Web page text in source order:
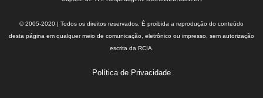
© 2005-2020 | Todos os direitos reservados. É proibida a reprodução do conteúdo
desta página em qualquer meio de comunicação, eletrônico ou impresso, sem autorização
escrita da RCIA.
Política de Privacidade